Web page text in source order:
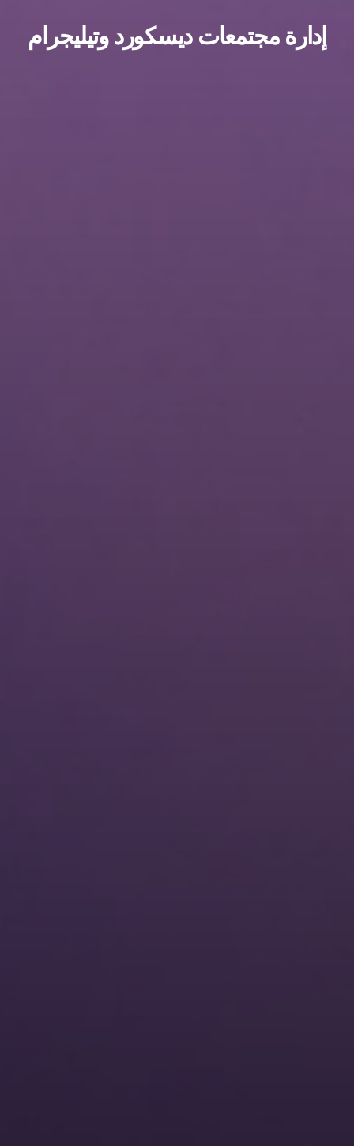
مجتمعات ديسكورد وتيليجرام